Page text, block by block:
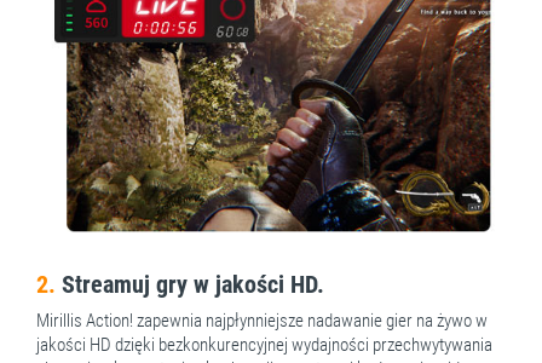
2. Streamuj gry w jakości HD.
Mirillis Action! zapewnia najpłynniejsze nadawanie gier na żywo w
jakości HD dzięki bezkonkurencyjnej wydajności przechwytywania